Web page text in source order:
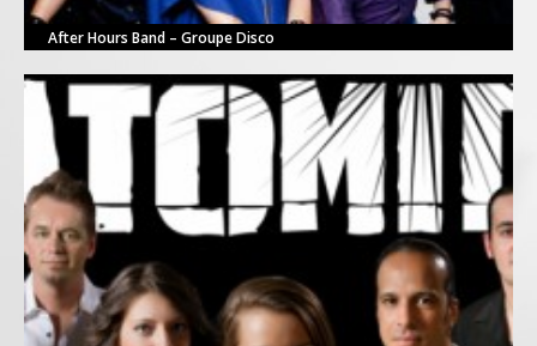
After Hours Band – Groupe Disco